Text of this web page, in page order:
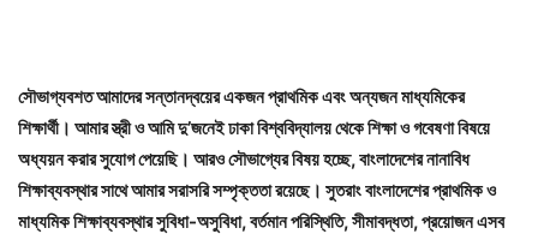
সৌভাগ্যবশত আমাদের সন্তানদ্বয়ের একজন প্রাথমিক এবং অন্যজন মাধ্যমিকের
শিক্ষার্থী। আমার স্ত্রী ও আমি দু’জনেই ঢাকা বিশ্ববিদ্যালয় থেকে শিক্ষা ও গবেষণা বিষয়ে
অধ্যয়ন করার সুযোগ পেয়েছি। আরও সৌভাগ্যের বিষয় হচ্ছে, বাংলাদেশের নানাবিধ
শিক্ষাব্যবস্থার সাথে আমার সরাসরি সম্পৃক্ততা রয়েছে। সুতরাং বাংলাদেশের প্রাথমিক ও
মাধ্যমিক শিক্ষাব্যবস্থার সুবিধা-অসুবিধা, বর্তমান পরিস্থিতি, সীমাবদ্ধতা, প্রয়োজন এসব